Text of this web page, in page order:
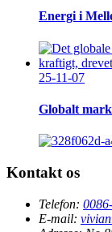
Energi i
25-11-07
Globalt
Kontakt os
Telefon:
E-mail: